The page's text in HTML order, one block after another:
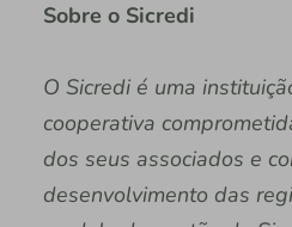
Sobre o Sicredi
O Sicredi é uma
cooperativa
dos seus associados e
desenvolvimento das